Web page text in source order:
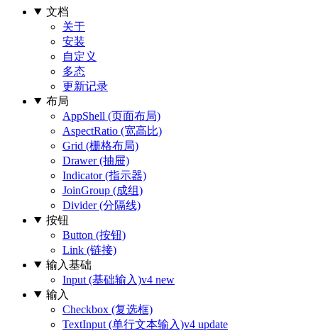
文档
关于
安装
自定义
多态
更新记录
布局
AppShell (页面布局)
AspectRatio (宽高比)
Grid (栅格布局)
Drawer (抽屉)
Indicator (指示器)
JoinGroup (成组)
Divider (分隔线)
按钮
Button (按钮)
Link (链接)
输入基础
Input (基础输入)v4 new
输入
Checkbox (复选框)
TextInput (单行文本输入)v4 update